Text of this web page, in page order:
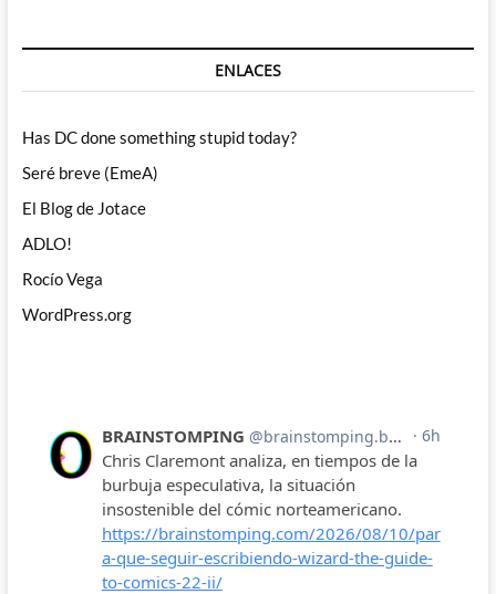
ENLACES
Has DC done something stupid today?
Seré breve (EmeA)
El Blog de Jotace
ADLO!
Rocío Vega
WordPress.org